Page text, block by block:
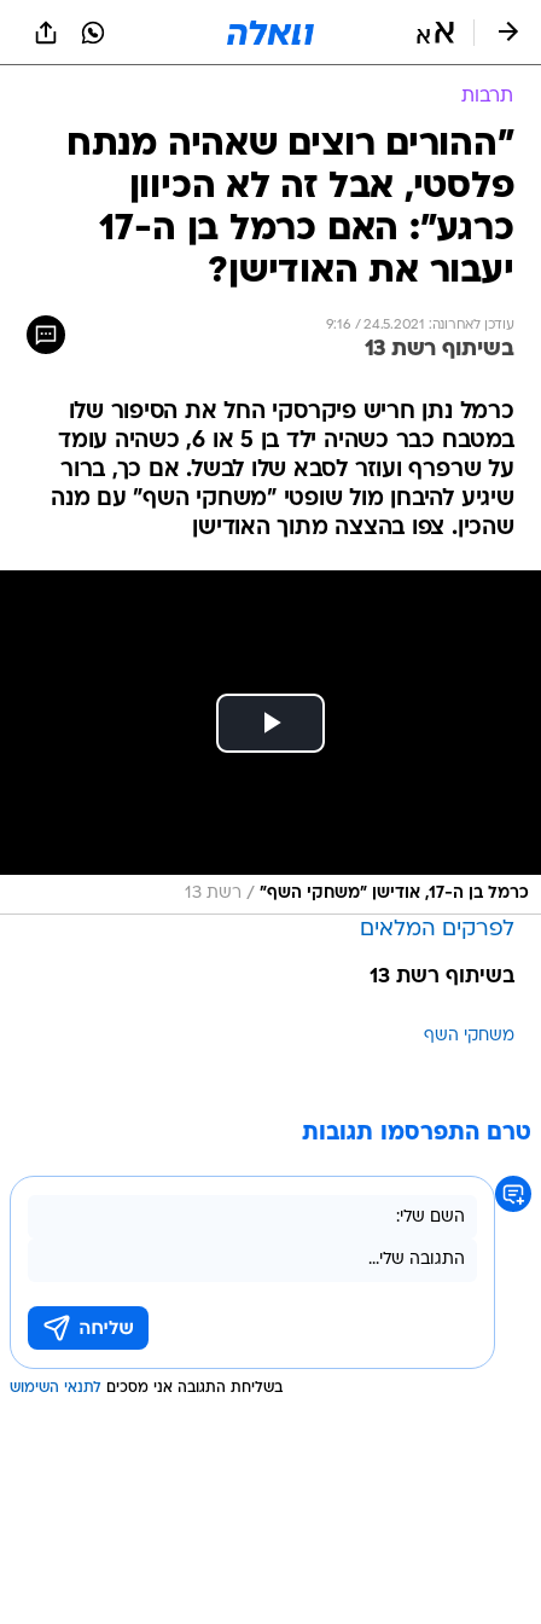
תרבות
"ההורים רוצים שאהיה מנתח
פלסטי, אבל זה לא הכיוון
כרגע": האם כרמל בן ה-17
יעבור את האודישן?
עודכן לאחרונה: 24.5.2021 / 9:16
בשיתוף רשת 13
כרמל נתן חריש פיקרסקי החל את הסיפור שלו
במטבח כבר כשהיה ילד בן 5 או 6, כשהיה עומד
על שרפרף ועוזר לסבא שלו לבשל. אם כך, ברור
שיגיע להיבחן מול שופטי "משחקי השף" עם מנה
שהכין. צפו בהצצה מתוך האודישן
כרמל בן ה-17, אודישן "משחקי השף" / רשת 13
לפרקים המלאים
בשיתוף רשת 13
משחקי השף
טרם התפרסמו תגובות
בשליחת התגובה אני מסכים לתנאי השימוש